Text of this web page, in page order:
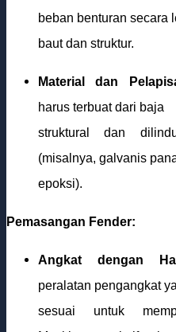
beban benturan secara
baut dan struktur.
Material dan
harus terbuat dari baja
struktural dan
(misalnya, galvanis
epoksi).
Pemasangan Fender:
Angkat dengan
peralatan pengangkat
sesuai untuk